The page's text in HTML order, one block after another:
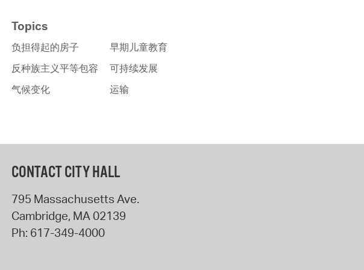
Topics
负担得起的房子
反种族主义平等包容
气候变化
早期儿童教育
可持续发展
运输
CONTACT CITY HALL
795 Massachusetts Ave.
Cambridge, MA 02139
Ph: 617-349-4000